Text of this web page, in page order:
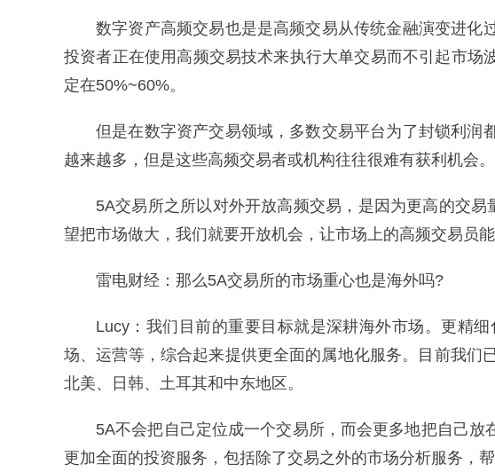
数字资产高频交易也是是高频交易从传统金融演变进
投资者正在使用高频交易技术来执行大单交易而不引起市
定在50%~60%。
但是在数字资产交易领域，多数交易平台为了封锁利
越来越多，但是这些高频交易者或机构往往很难有获利机会。
5A交易所之所以对外开放高频交易，是因为更高的交
望把市场做大，我们就要开放机会，让市场上的高频交易员
雷电财经：那么5A交易所的市场重心也是海外吗?
Lucy：我们目前的重要目标就是深耕海外市场。更精
场、运营等，综合起来提供更全面的属地化服务。目前我
北美、日韩、土耳其和中东地区。
5A不会把自己定位成一个交易所，而会更多地把自己
更加全面的投资服务，包括除了交易之外的市场分析服务，